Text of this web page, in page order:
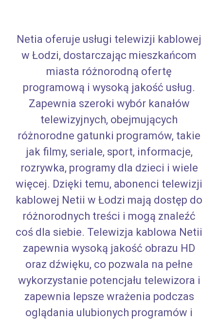
Netia oferuje usługi telewizji kablowej
w Łodzi, dostarczając mieszkańcom
miasta różnorodną ofertę
programową i wysoką jakość usług.
Zapewnia szeroki wybór kanałów
telewizyjnych, obejmujących
różnorodne gatunki programów, takie
jak filmy, seriale, sport, informacje,
rozrywka, programy dla dzieci i wiele
więcej. Dzięki temu, abonenci telewizji
kablowej Netii w Łodzi mają dostęp do
różnorodnych treści i mogą znaleźć
coś dla siebie. Telewizja kablowa Netii
zapewnia wysoką jakość obrazu HD
oraz dźwięku, co pozwala na pełne
wykorzystanie potencjału telewizora i
zapewnia lepsze wrażenia podczas
oglądania ulubionych programów i